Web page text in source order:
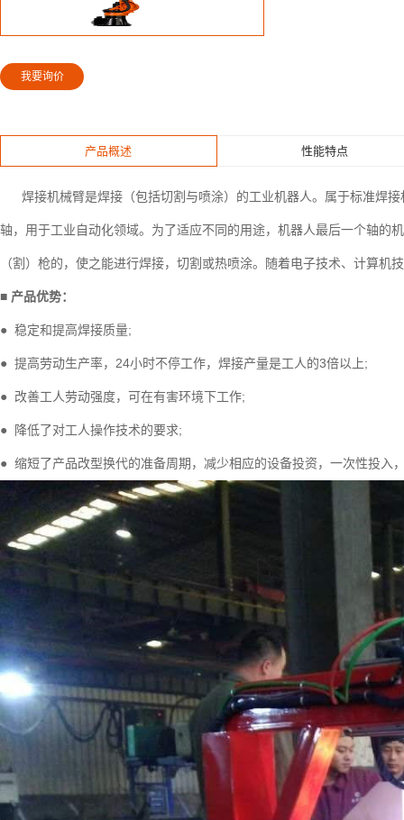
我要询价
产品概述 性能特点
焊接机械臂是焊接（包括切割与喷涂）的工业机器人。属于标准焊
轴，用于工业自动化领域。为了适应不同的用途，机器人最后一个轴的
（割）枪的，使之能进行焊接，切割或热喷涂。随着电子技术、计算
■ 产品优势：
● 稳定和提高焊接质量;
● 提高劳动生产率，24小时不停工作，焊接产量是工人的3倍以上;
● 改善工人劳动强度，可在有害环境下工作;
● 降低了对工人操作技术的要求;
● 缩短了产品改型换代的准备周期，减少相应的设备投资，一次性投入